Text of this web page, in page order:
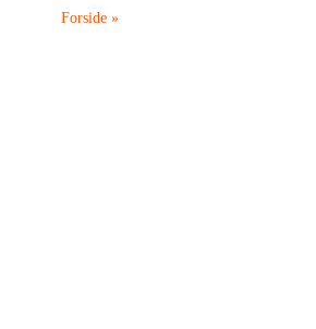
Forside »